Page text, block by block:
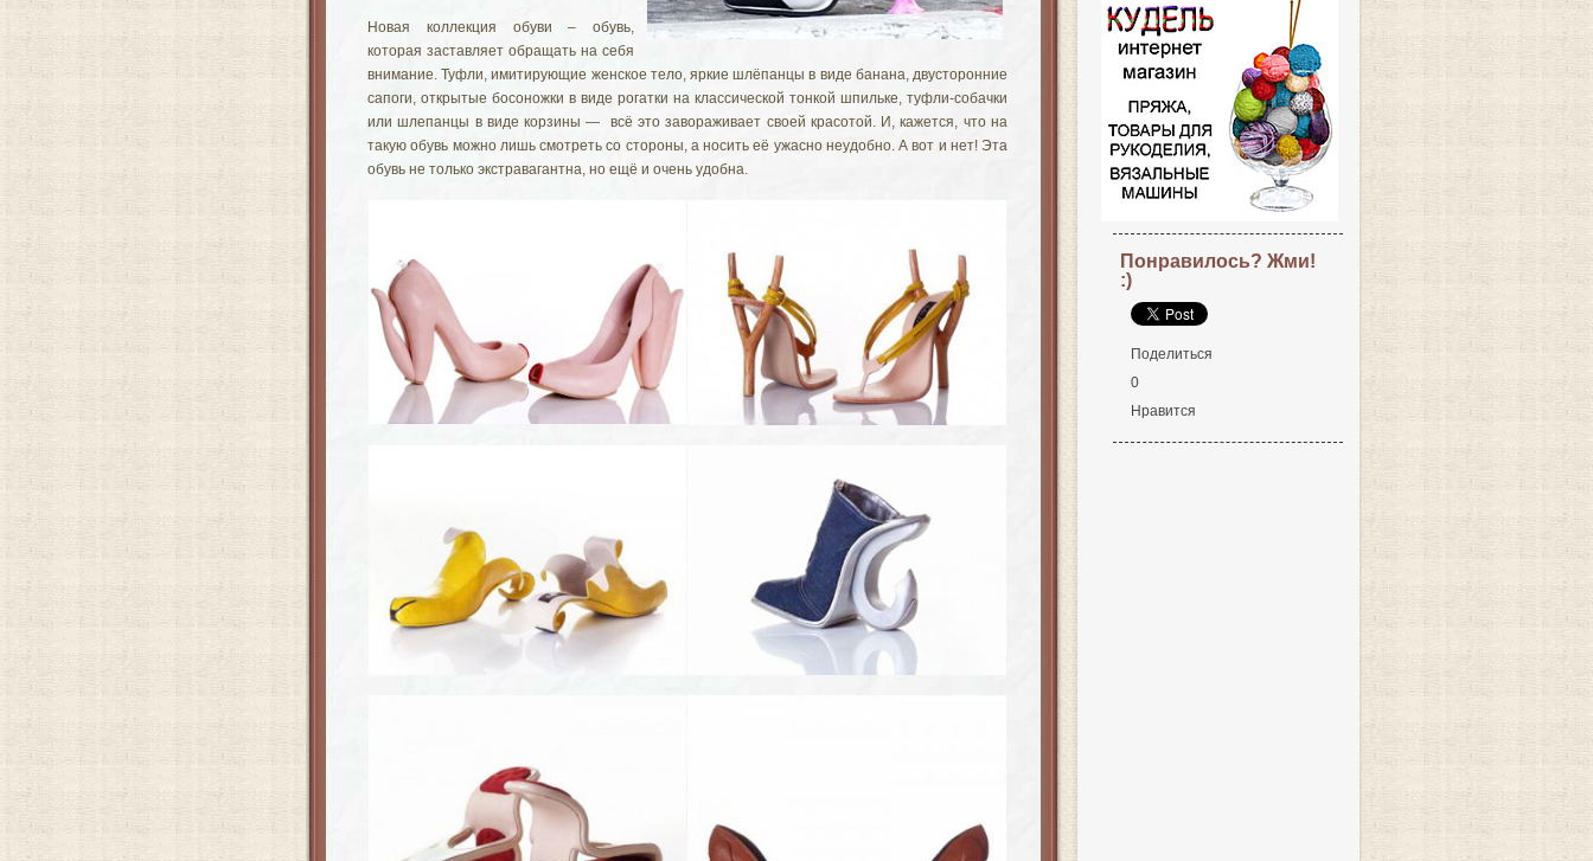
Новая коллекция обуви – обувь,
которая заставляет обращать на себя
внимание. Туфли, имитирующие женское тело, яркие шлёпанцы в виде банана, двусторонние
сапоги, открытые босоножки в виде рогатки на классической тонкой шпильке, туфли-собачки
или шлепанцы в виде корзины — всё это завораживает своей красотой. И, кажется, что на
такую обувь можно лишь смотреть со стороны, а носить её ужасно неудобно. А вот и нет! Эта
обувь не только экстравагантна, но ещё и очень удобна.
Понравилось? Жми!
:)
Поделиться
0
Нравится